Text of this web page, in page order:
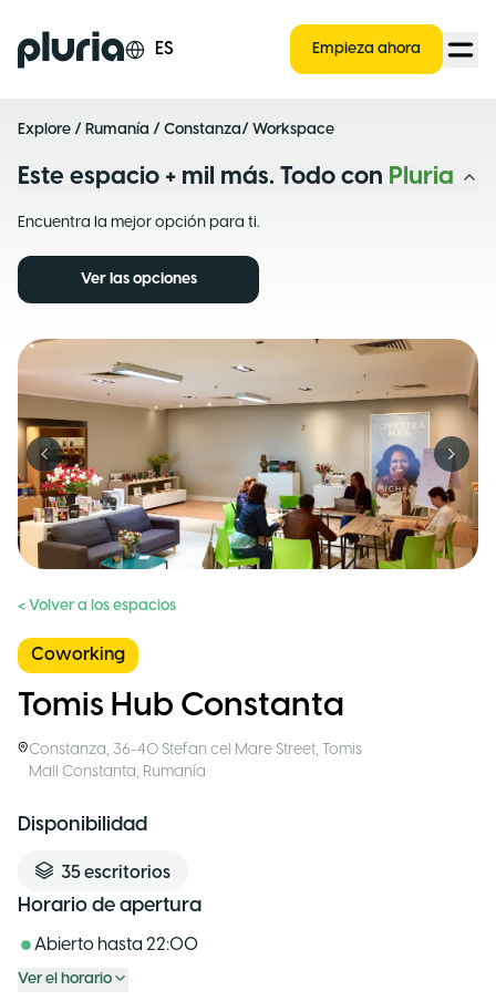
Logo Pluria ES Empieza ahora
Explore / Rumanía / Constanza/ Workspace
Este espacio + mil más. Todo con Pluria
Encuentra la mejor opción para ti.
Ver las opciones
Previous slide Next
< Volver a los espacios
Coworking
Tomis Hub Constanta
Constanza, 36-40 Stefan cel Mare Street, Tomis
Mall Constanta, Rumanía
Disponibilidad
35escritorios
Horario de apertura
Abierto hasta22:00
Ver el horario